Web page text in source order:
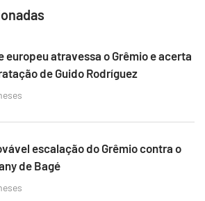
europeu atravessa o Grêmio e acerta
de Guido Rodríguez
escalação do Grêmio contra o
de Bagé